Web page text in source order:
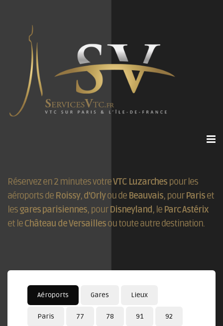
Réservez en 2 minutes votreVTC Luzarches pour les
aéroports de Roissy,d'Orlyou de Beauvais, pourPariset
lesgares parisiennes, pourDisneyland, le Parc Astérix
et leChâteau de Versaillesou toute autre destination.
Aéroports Gares Lieux
Paris 77 78 91 92